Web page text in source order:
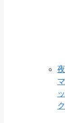
夜
マ
ッ
ク